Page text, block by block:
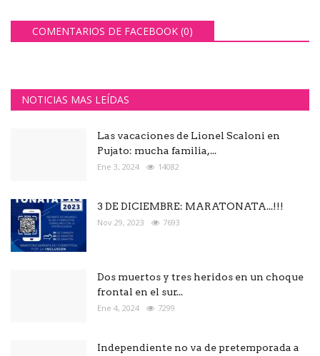
COMENTARIOS DE FACEBOOK (0)
NOTICIAS MAS LEÍDAS
Las vacaciones de Lionel Scaloni en
Pujato: mucha familia,...
Ene 3, 2024 14082
3 DE DICIEMBRE: MARATONATA...!!!
Nov 29, 2023 7693
Dos muertos y tres heridos en un choque
frontal en el sur...
Ene 4, 2024 7299
Independiente no va de pretemporada a